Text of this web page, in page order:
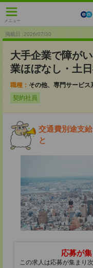
メニュー
掲載日 :2026/07/30
大手企業で障が
業ほぼなし・土
職種： その他、専門サービス
契約社員
交通費別途支
と
応募が
この求人は応募が集まり